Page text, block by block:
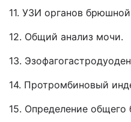
11. УЗИ органов
12. Общий анализ мочи.
13.
14. Протромбиновый
15. Определение общего